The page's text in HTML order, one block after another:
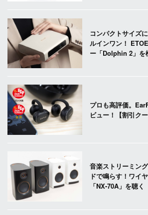
コンパクトサイズ
ルインワン！
ー「Dolphin 2」を
プロも高評価。
ビュー！【割引ク
音楽ストリーミン
ドで鳴らす！ワイ
「NX-70A」を聴く